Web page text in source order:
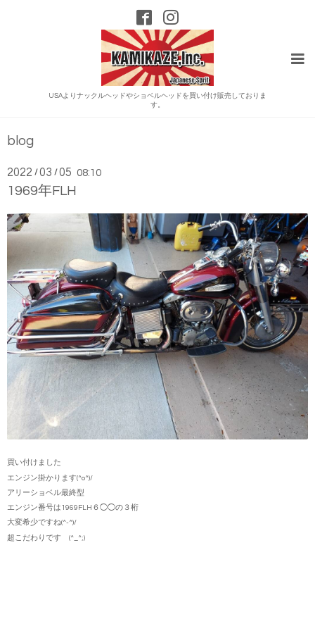
USAよりナックルヘッドやショベルヘッドを買い付け販売しておりま
す。
blog
2022 /03 /05 08:10
1969年FLH
買い付けました
エンジン掛かります(^o^)/
アリーショベル最終型
エンジン番号は1969FLH６◯◯の３桁
大変希少ですね(^-^)/
超こだわりです (^_^;)